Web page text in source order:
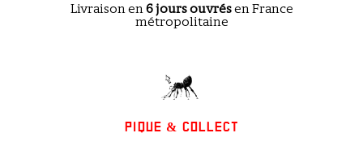
Livraison en6 jours ouvrésen France
métropolitaine
PIQUE & COLLECT